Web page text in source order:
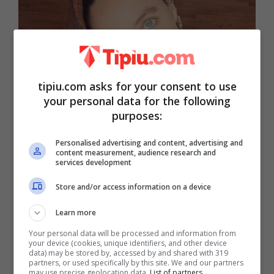
tipiu.com asks for your consent to use
your personal data for the following
purposes:
Personalised advertising and content, advertising and
content measurement, audience research and
services development
Store and/or access information on a device
Learn more
Your personal data will be processed and information from
your device (cookies, unique identifiers, and other device
data) may be stored by, accessed by and shared with 319
partners, or used specifically by this site. We and our partners